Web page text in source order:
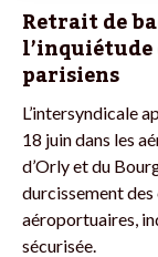
Retrait de
l’inquiétude
parisiens
L’intersyndicale
18 juin dans les
d’Orly et du
durcissement
aéroportuaires,
sécurisée.